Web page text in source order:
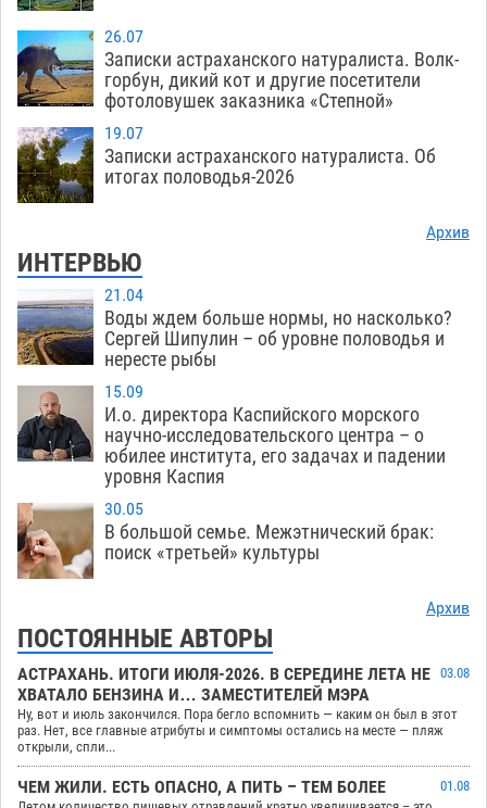
26.07
Записки астраханского натуралиста. Волк-
горбун, дикий кот и другие посетители
фотоловушек заказника «Степной»
19.07
Записки астраханского натуралиста. Об
итогах половодья-2026
Архив
ИНТЕРВЬЮ
21.04
Воды ждем больше нормы, но насколько?
Сергей Шипулин – об уровне половодья и
нересте рыбы
15.09
И.о. директора Каспийского морского
научно-исследовательского центра – о
юбилее института, его задачах и падении
уровня Каспия
30.05
В большой семье. Межэтнический брак:
поиск «третьей» культуры
Архив
ПОСТОЯННЫЕ АВТОРЫ
АСТРАХАНЬ. ИТОГИ ИЮЛЯ-2026. В СЕРЕДИНЕ ЛЕТА НЕ
ХВАТАЛО БЕНЗИНА И… ЗАМЕСТИТЕЛЕЙ МЭРА
03.08
Ну, вот и июль закончился. Пора бегло вспомнить — каким он был в этот
раз. Нет, все главные атрибуты и симптомы остались на месте — пляж
открыли, спли...
ЧЕМ ЖИЛИ. ЕСТЬ ОПАСНО, А ПИТЬ – ТЕМ БОЛЕЕ
01.08